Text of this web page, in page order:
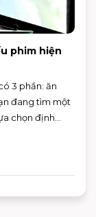
phim hiện
3 phần: ăn
đang tìm một
chọn định
cho cả gia